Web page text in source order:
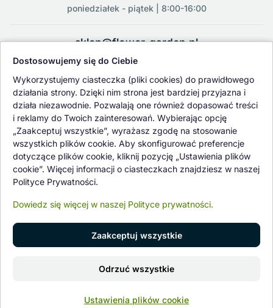
poniedziałek - piątek | 8:00-16:00
sklep@flower-garden.pl
Oferowane przez nas rośliny i nasiona podlegają regularnej ścisłej
kontroli jakości oraz kontroli zdrowotnej przeprowadzanej przez
wykwalifikowane osoby z Państwowej Inspekcji Ochrony Roślin i
Nasiennictwa.
© 1997 - 2026 flower-garden.pl | Wszelkie prawa zastrzeżone.
Dostosowujemy się do Ciebie
Wykorzystujemy ciasteczka (pliki cookies) do prawidłowego
działania strony. Dzięki nim strona jest bardziej przyjazna i
działa niezawodnie. Pozwalają one również dopasować treści
i reklamy do Twoich zainteresowań. Wybierając opcję
„Zaakceptuj wszystkie”, wyrażasz zgodę na stosowanie
wszystkich plików cookie. Aby skonfigurować preferencje
dotyczące plików cookie, kliknij pozycję „Ustawienia plików
cookie”. Więcej informacji o ciasteczkach znajdziesz w naszej
Polityce Prywatności.
Dowiedz się więcej w naszej Polityce prywatności.
Zaakceptuj wszystkie
Odrzuć wszystkie
Ustawienia plików cookie